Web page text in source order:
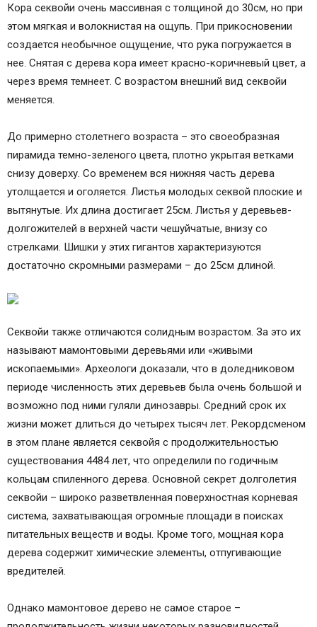
Кора секвойи очень массивная с толщиной до 30см, но при
этом мягкая и волокнистая на ощупь. При прикосновении
создается необычное ощущение, что рука погружается в
нее. Снятая с дерева кора имеет красно-коричневый цвет, а
через время темнеет. С возрастом внешний вид секвойи
меняется.
До примерно столетнего возраста – это своеобразная
пирамида темно-зеленого цвета, плотно укрытая ветками
снизу доверху. Со временем вся нижняя часть дерева
утолщается и оголяется. Листья молодых секвой плоские и
вытянутые. Их длина достигает 25см. Листья у деревьев-
долгожителей в верхней части чешуйчатые, внизу со
стрелками. Шишки у этих гигантов характеризуются
достаточно скромными размерами – до 25см длиной.
Секвойи также отличаются солидным возрастом. За это их
называют мамонтовыми деревьями или «живыми
ископаемыми». Археологи доказали, что в доледниковом
периоде численность этих деревьев была очень большой и
возможно под ними гуляли динозавры. Средний срок их
жизни может длиться до четырех тысяч лет. Рекордсменом
в этом плане является секвойя с продолжительностью
существования 4484 лет, что определили по годичным
кольцам спиленного дерева. Основной секрет долголетия
секвойи – широко разветвленная поверхностная корневая
система, захватывающая огромные площади в поисках
питательных веществ и воды. Кроме того, мощная кора
дерева содержит химические элементы, отпугивающие
вредителей.
Однако мамонтовое дерево не самое старое –